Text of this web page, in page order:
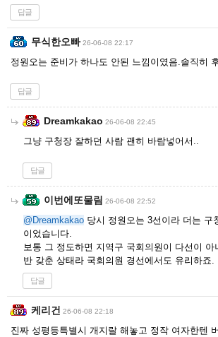
답글
무식한오빠 26-06-08 22:17
정원오는 준비가 하나도 안된 느낌이였음.솔직히
답글
Dreamkakao 26-06-08 22:45
그냥 구청장 잘하던 사람 괜히 바람넣어서..
답글
이번에또물림 26-06-08 22:52
@Dreamkakao 당시 정원오는 3선이라 더는 구
이었습니다.
보통 그 정도하면 지역구 국회의원이 다선이 아
반 갖춘 상태라 국회의원 경선에서도 유리하죠.
답글
케리건 26-06-08 22:18
진짜 성평등특별시 개지랄 해놓고 정작 여자한텐